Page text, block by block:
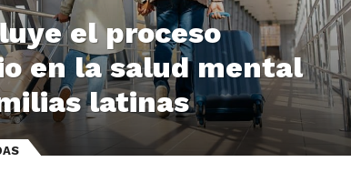
el proceso
en la salud mental
latinas